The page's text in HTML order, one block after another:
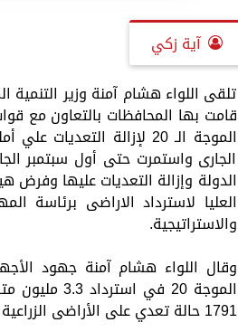
آية زكي
تلقى اللواء هشام آمنة وزير التنمية
قامت بها المحافظات بالتعاون مع
الجارى واستمرت حتى أول سبتمبر
الدولة وإزالة التعديات عليها وفرض
العليا لاسترداد الاراضى
والاستراتيجية.
وقال اللواء هشام آمنة جهود
1791 حالة تعدي على الأراضى الزراعية على مساحة 3800 ألف فدان .